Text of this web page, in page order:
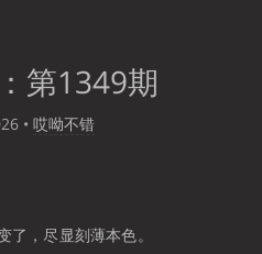
第1349期
• 哎呦不错
，尽显刻薄本色。